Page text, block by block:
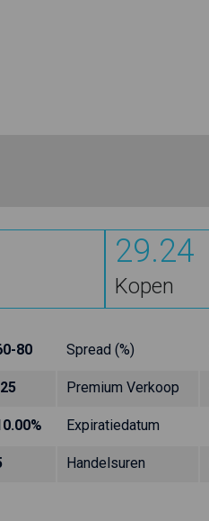
29.24
Kopen
80 Spread (%)
Premium Verkoop
Expiratiedatum
Handelsuren